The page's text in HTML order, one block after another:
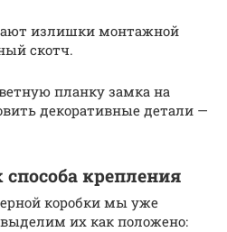
излишки монтажной
скотч.
планку замка на
декоративные детали —
крепления
коробки мы уже
их как положено: